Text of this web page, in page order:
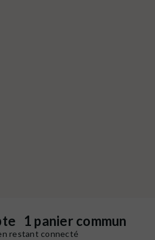
1 panier commun
restant connecté